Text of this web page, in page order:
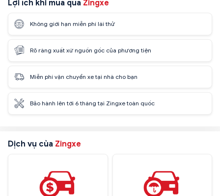
Lợi ích khi mua qua Zingxe
Không giới hạn miễn phí lái thử
Rõ ràng xuất xứ nguồn gốc của phương tiện
Miễn phí vận chuyển xe tại nhà cho bạn
Bảo hành lên tới 6 tháng tại Zingxe toàn quốc
Dịch vụ của Zingxe